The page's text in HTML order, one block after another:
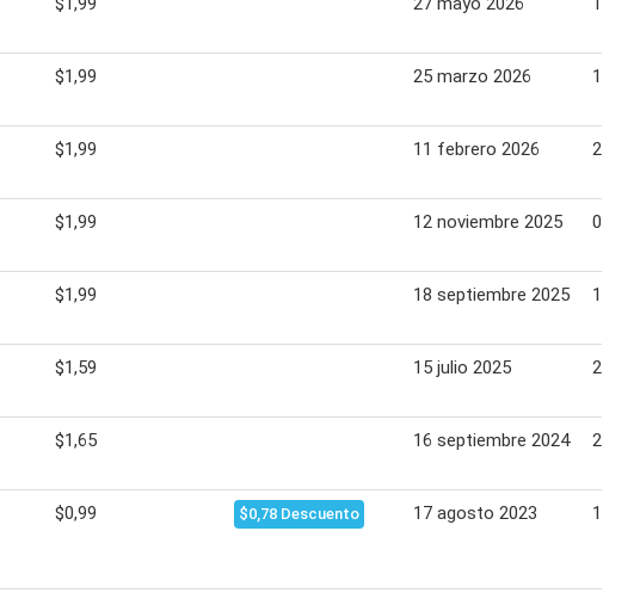
$1,99 25 marzo 2026 13
$1,99 11 febrero 2026 24
$1,99 12 noviembre 2025 02
$1,99 18 septiembre 2025 18
$1,59 15 julio 2025 28
$1,65 16 septiembre 2024 25
$0,99 $0,78 Descuento 17 agosto 2023 15